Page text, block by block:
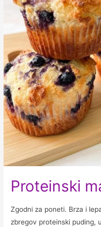
Proteinski
Zgodni za poneti. Brza i
zbregov proteinski puding,